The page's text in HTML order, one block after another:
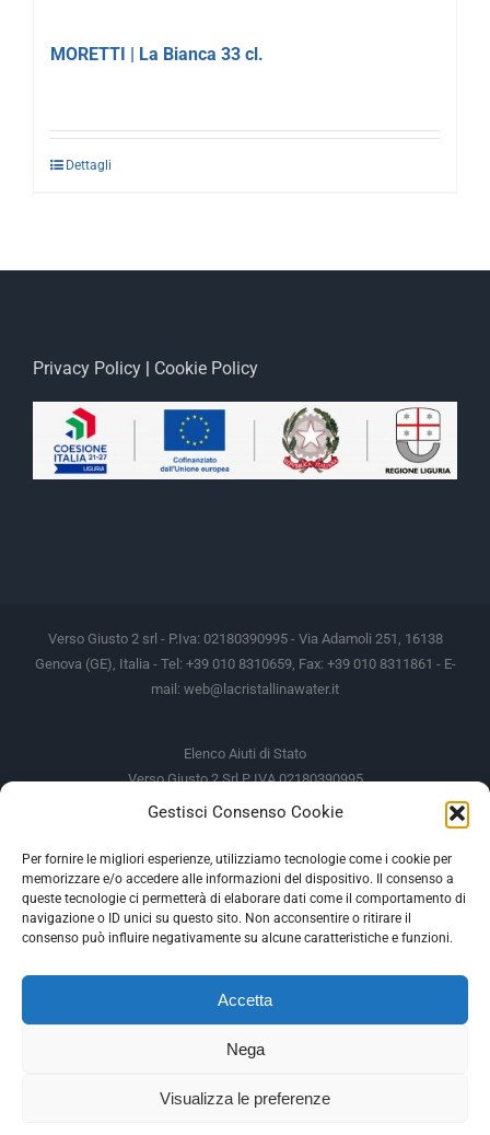
Gestisci Consenso Cookie
Per fornire le migliori esperienze, utilizziamo tecnologie come i cookie per
memorizzare e/o accedere alle informazioni del dispositivo. Il consenso a
queste tecnologie ci permetterà di elaborare dati come il comportamento di
navigazione o ID unici su questo sito. Non acconsentire o ritirare il
consenso può influire negativamente su alcune caratteristiche e funzioni.
Accetta
Nega
Visualizza le preferenze
MORETTI | La Bianca 33 cl.
Dettagli
Privacy Policy Cookie Policy
Verso Giusto 2 srl - P.Iva: 02180390995 - Via Adamoli 251, 16138
Genova (GE), Italia - Tel: +39 010 8310659, Fax: +39 010 8311861 - E-
mail: web@lacristallinawater.it
Elenco Aiuti di Stato
Verso Giusto 2 Srl P IVA 02180390995
Soggetto Erogante
Somma Incassata
Agenzia delle Entrate
49.338,00 €
Agenzia delle Entrate
49.338,00 €
M.I.S.E
935,34 €
Gli altri aiuti di Stato sono consultabili sul REGISTRO NAZIONALE
--